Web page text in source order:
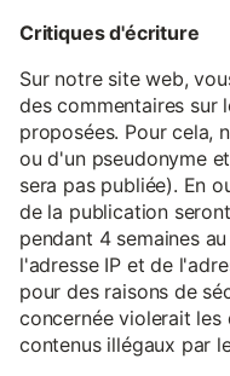
Critiques d'écriture
Sur notre site web,
des commentaires sur
proposées. Pour cela,
ou d'un pseudonyme
sera pas publiée). En
de la publication
pendant 4 semaines
l'adresse IP et de
pour des raisons de
concernée violerait
contenus illégaux par